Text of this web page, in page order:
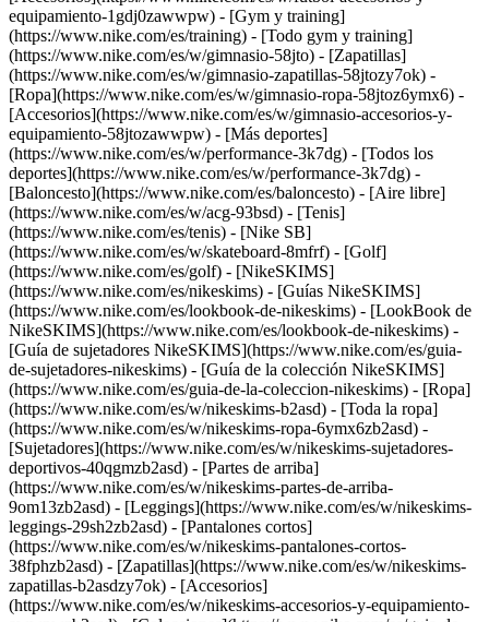
equipamiento-1gdj0zawwpw) - [Gym y training]
(https://www.nike.com/es/training) - [Todo gym y training]
(https://www.nike.com/es/w/gimnasio-58jto) - [Zapatillas]
(https://www.nike.com/es/w/gimnasio-zapatillas-58jtozy7ok) -
[Ropa](https://www.nike.com/es/w/gimnasio-ropa-58jtoz6ymx6) -
[Accesorios](https://www.nike.com/es/w/gimnasio-accesorios-y-
equipamiento-58jtozawwpw) - [Más deportes]
(https://www.nike.com/es/w/performance-3k7dg) - [Todos los
deportes](https://www.nike.com/es/w/performance-3k7dg) -
[Baloncesto](https://www.nike.com/es/baloncesto) - [Aire libre]
(https://www.nike.com/es/w/acg-93bsd) - [Tenis]
(https://www.nike.com/es/tenis) - [Nike SB]
(https://www.nike.com/es/w/skateboard-8mfrf) - [Golf]
(https://www.nike.com/es/golf) - [NikeSKIMS]
(https://www.nike.com/es/nikeskims) - [Guías NikeSKIMS]
(https://www.nike.com/es/lookbook-de-nikeskims) - [LookBook de
NikeSKIMS](https://www.nike.com/es/lookbook-de-nikeskims) -
[Guía de sujetadores NikeSKIMS](https://www.nike.com/es/guia-
de-sujetadores-nikeskims) - [Guía de la colección NikeSKIMS]
(https://www.nike.com/es/guia-de-la-coleccion-nikeskims) - [Ropa]
(https://www.nike.com/es/w/nikeskims-b2asd) - [Toda la ropa]
(https://www.nike.com/es/w/nikeskims-ropa-6ymx6zb2asd) -
[Sujetadores](https://www.nike.com/es/w/nikeskims-sujetadores-
deportivos-40qgmzb2asd) - [Partes de arriba]
(https://www.nike.com/es/w/nikeskims-partes-de-arriba-
9om13zb2asd) - [Leggings](https://www.nike.com/es/w/nikeskims-
leggings-29sh2zb2asd) - [Pantalones cortos]
(https://www.nike.com/es/w/nikeskims-pantalones-cortos-
38fphzb2asd) - [Zapatillas](https://www.nike.com/es/w/nikeskims-
zapatillas-b2asdzy7ok) - [Accesorios]
(https://www.nike.com/es/w/nikeskims-accesorios-y-equipamiento-